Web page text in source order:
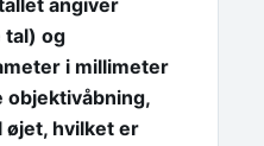
angiver
og
i millimeter
objektivåbning,
øjet, hvilket er